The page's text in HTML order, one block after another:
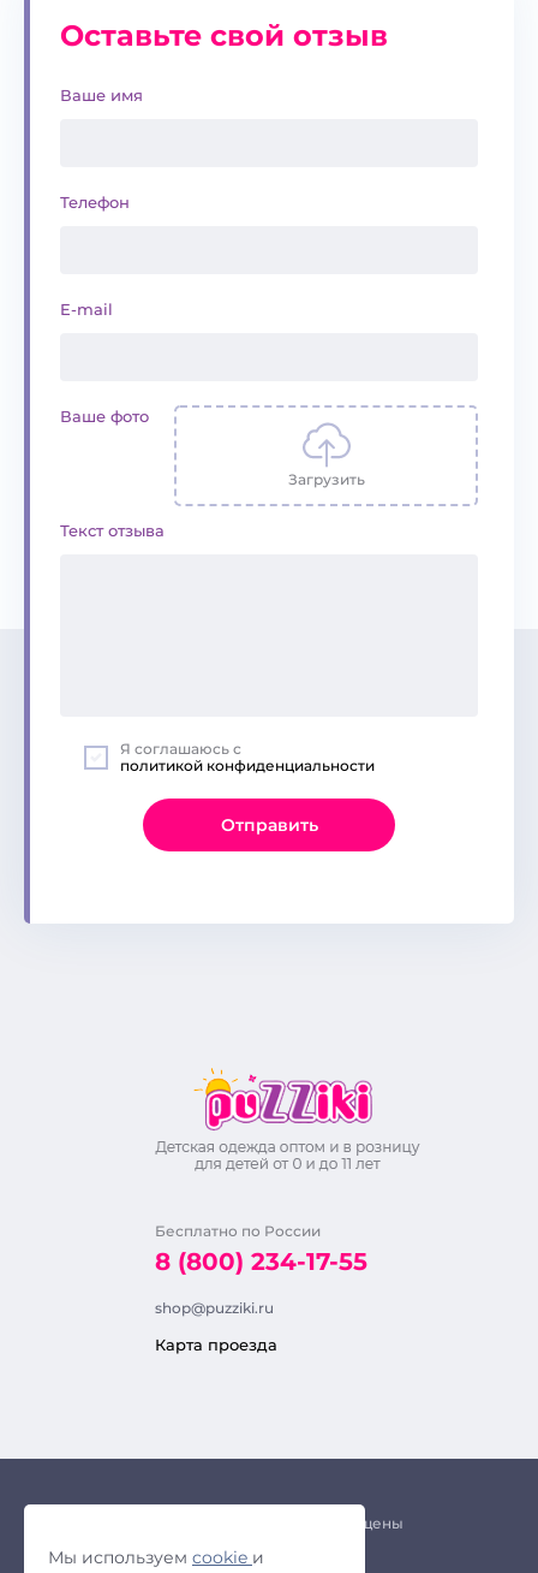
Оставьте свой отзыв
Ваше имя
Телефон
E-mail
Ваше фото
Загрузить
Текст отзыва
Отправить
Я соглашаюсь с
политикой конфиденциальности
Бесплатно по России
8 (800) 234-17-55
shop@puzziki.ru
Карта проезда
© 2018 – 2026. Все права защищены
Мы используем cookie и